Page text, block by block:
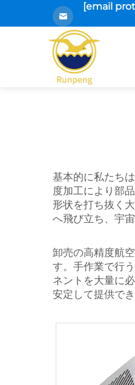
[email
基本的に私たち
度加工により部
形状を打ち抜く
へ飛び立ち、宇
卸売の高精度航
す。手作業で行
ネントを大量に
安定して提供で